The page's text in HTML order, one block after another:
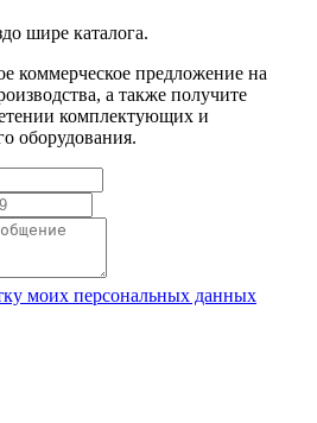
шире каталога.
коммерческое предложение на
а также получите
комплектующих и
оборудования.
моих персональных данных